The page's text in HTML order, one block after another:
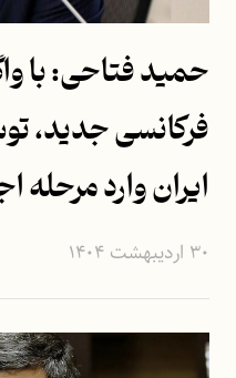
حمید فتاحی:‌ با
ایران وارد مرحله
۳۰ اردیبهشت ۱۴۰۴